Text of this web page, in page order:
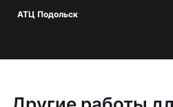
АТЦ Подольск